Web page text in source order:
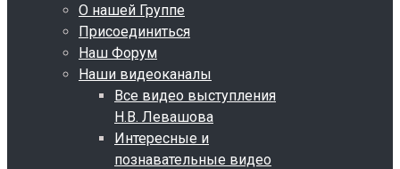
О нашей Группе
Присоединиться
Наш Форум
Наши видеоканалы
Все видео выступления
Н.В. Левашова
Интересные и
познавательные видео